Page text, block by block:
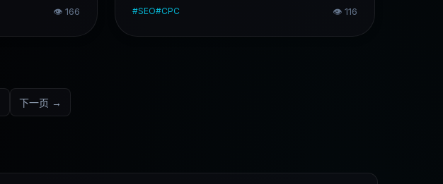
👁 166 #SEO#CPC 👁 116
下一页 →